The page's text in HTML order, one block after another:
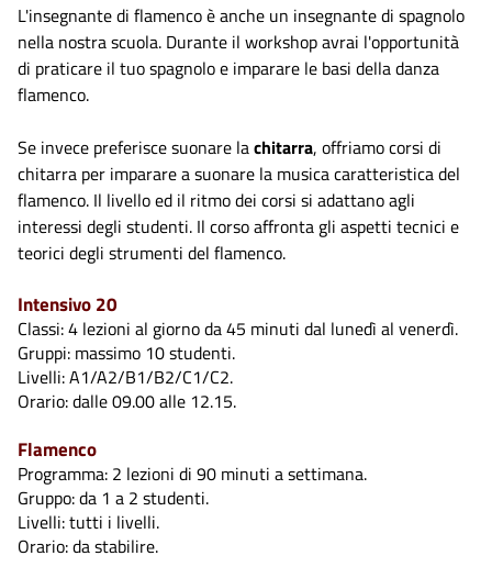
L'insegnante di flamenco è anche un insegnante di spagnolo
nella nostra scuola. Durante il workshop avrai l'opportunità
di praticare il tuo spagnolo e imparare le basi della danza
flamenco.
Se invece preferisce suonare lachitarra, offriamo corsi di
chitarra per imparare a suonare la musica caratteristica del
flamenco. Il livello ed il ritmo dei corsi si adattano agli
interessi degli studenti. Il corso affronta gli aspetti tecnici e
teorici degli strumenti del flamenco.
Intensivo 20
Classi: 4 lezioni al giorno da 45 minuti dal lunedì al venerdì.
Gruppi: massimo 10 studenti.
Livelli: A1/A2/B1/B2/C1/C2.
Orario: dalle 09.00 alle 12.15.
Flamenco
Programma: 2 lezioni di 90 minuti a settimana.
Gruppo: da 1 a 2 studenti.
Livelli: tutti i livelli.
Orario: da stabilire.